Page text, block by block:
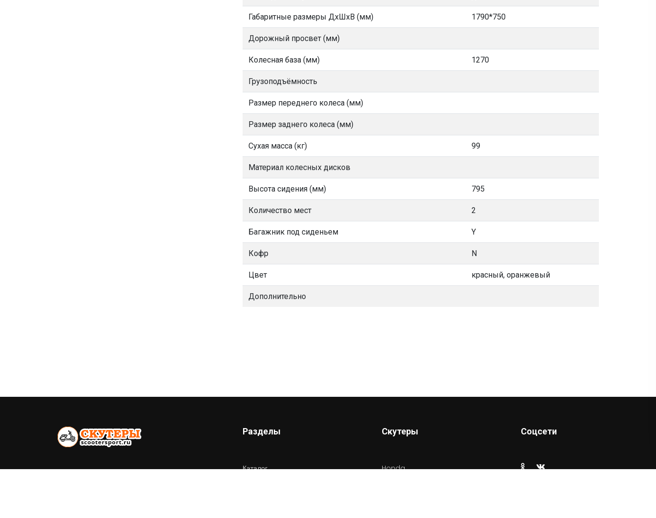
Габаритные размеры ДхШхВ (мм) 1790*750
Дорожный просвет (мм)
Колесная база (мм) 1270
Грузоподъёмность
Размер переднего колеса (мм)
Размер заднего колеса (мм)
Сухая масса (кг) 99
Материал колесных дисков
Высота сидения (мм) 795
Количество мест 2
Багажник под сиденьем Y
Кофр N
Цвет красный, оранжевый
Дополнительно
Всё о скутерах. Каталог моделей,
Разделы
Каталог
Скутеры
Honda
Соцсети